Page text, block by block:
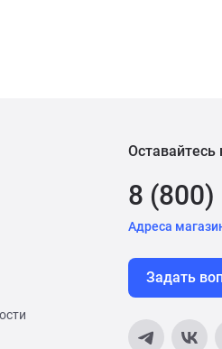
Оставайтесь
8
Адреса
Задать